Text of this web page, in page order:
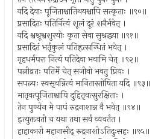
यदि देवाः पूजिताश्चातिथयश्चापि सत्कृताः ॥९०॥
प्रसादितः पतिर्नित्यं शूलं दूरं शनैर्भवेत् ।
यदि श्वश्रूश्वशुरयोः कृता सेवा सुश्रद्धया ॥९१॥
प्रसादितं भर्तृकुलं पतिहृत्सन्धितं भवेत् ।
गृहधर्मपरा नित्यं पतिदेवा भवामि चेत् ॥९२॥
पत्नीव्रतः पतिर्मे चेत् सजीवो भवतु प्रियः ।
सपत्न्यः स्वसृवन्नित्यं मानितास्तोषिता यदि ॥९३॥
मातृवत्पूजिताश्चापि दुहितृवत्सुरक्षिताः ।
तेन पुण्येन मे पापं रुद्रनाशान्न वै भवेत् ॥९४॥
इत्युक्तवती च यथा तथा सर्वं व्यवर्तत ।
हाहाकारो महानासीद् रुद्रनाशोऽतिदुःसहः ॥९५॥